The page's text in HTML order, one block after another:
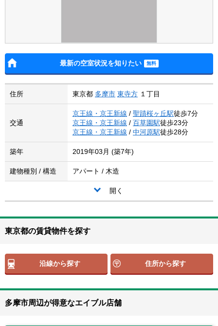
最新の空室状況を知りたい
住所 東京都 多摩市 東寺方 １丁目
交通
京王線・京王新線 / 聖蹟桜ヶ丘駅徒歩7分
京王線・京王新線 / 百草園駅徒歩23分
京王線・京王新線 / 中河原駅徒歩28分
築年 2019年03月 (築7年)
建物種別 / 構造 アパート / 木造
開く
東京都の賃貸物件を探す
沿線から探す 住所から探す
多摩市周辺が得意なエイブル店舗